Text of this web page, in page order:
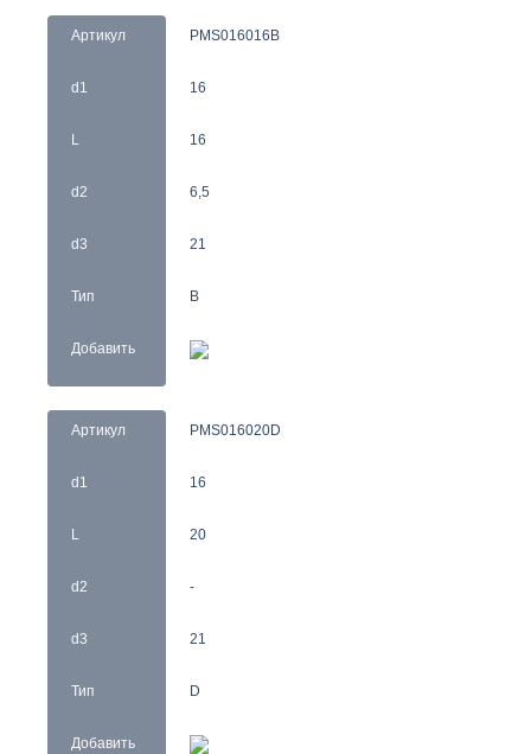
Артикул
d1
L
d2
d3
Тип
Добавить
PMS016016B
16
16
6,5
21
B
Артикул
d1
L
d2
d3
Тип
Добавить
PMS016020D
16
20
-
21
D